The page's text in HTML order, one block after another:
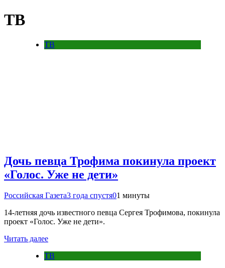
ТВ
ТВ
Дочь певца Трофима покинула проект
«Голос. Уже не дети»
Российская Газета3 года спустя01 минуты
14-летняя дочь известного певца Сергея Трофимова, покинула
проект «Голос. Уже не дети».
Читать далее
ТВ